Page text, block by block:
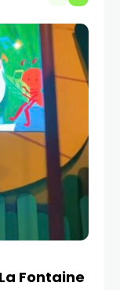
Fontaine